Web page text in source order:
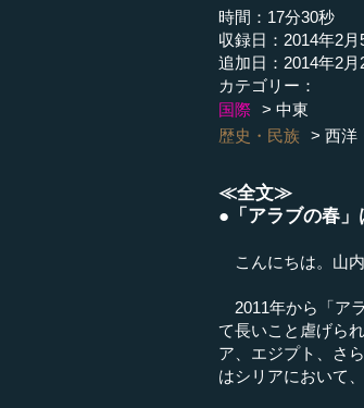
時間：17分30秒
収録日：2014年2月
追加日：2014年2月
カテゴリー：
国際
中東
歴史・民族
西洋
≪全文≫
●「アラブの春
こんにちは。山内
2011年から「ア
て長いこと虐げら
ア、エジプト、さ
はシリアにおいて